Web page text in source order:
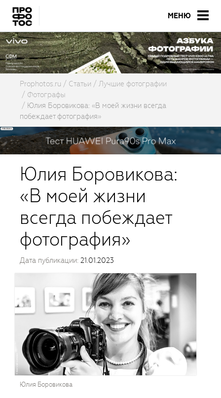
МЕНЮ
Prophotos.ru Cтатьи
Лучшие фотографии
Фотографы
Юлия Боровикова: «В моей жизни всегда
побеждает фотография»
Юлия Боровикова:
«В моей жизни
всегда побеждает
фотография»
Дата публикации: 21.01.2023
Юлия Боровикова